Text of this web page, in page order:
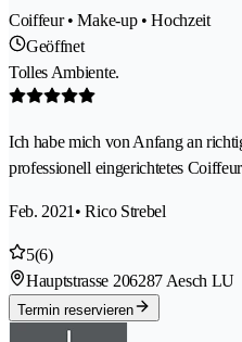
Coiffeur • Make-up • Hochzeit
Geöffnet
Tolles Ambiente.
Ich habe mich von Anfang an
professionell eingerichtetes
Feb. 2021• Rico Strebel
5(6)
Hauptstrasse 206287 Aesch LU
Termin reservieren